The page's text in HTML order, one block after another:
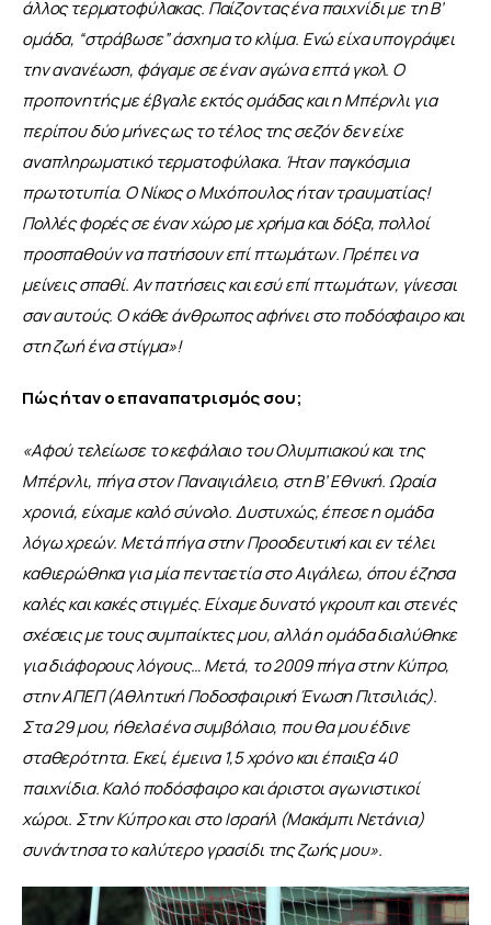
άλλος τερματοφύλακας. Παίζοντας ένα παιχνίδι με τη Β’
ομάδα, “στράβωσε” άσχημα το κλίμα. Ενώ είχα υπογράψει
την ανανέωση, φάγαμε σε έναν αγώνα επτά γκολ. Ο
προπονητής με έβγαλε εκτός ομάδας και η Μπέρνλι για
περίπου δύο μήνες ως το τέλος της σεζόν δεν είχε
αναπληρωματικό τερματοφύλακα. Ήταν παγκόσμια
πρωτοτυπία. Ο Νίκος ο Μιχόπουλος ήταν τραυματίας!
Πολλές φορές σε έναν χώρο με χρήμα και δόξα, πολλοί
προσπαθούν να πατήσουν επί πτωμάτων. Πρέπει να
μείνεις σπαθί. Αν πατήσεις και εσύ επί πτωμάτων, γίνεσαι
σαν αυτούς. Ο κάθε άνθρωπος αφήνει στο ποδόσφαιρο και
στη ζωή ένα στίγμα»!
Πώς ήταν ο επαναπατρισμός σου;
«Αφού τελείωσε το κεφάλαιο του Ολυμπιακού και της
Μπέρνλι, πήγα στον Παναιγιάλειο, στη Β’ Εθνική. Ωραία
χρονιά, είχαμε καλό σύνολο. Δυστυχώς, έπεσε η ομάδα
λόγω χρεών. Μετά πήγα στην Προοδευτική και εν τέλει
καθιερώθηκα για μία πενταετία στο Αιγάλεω, όπου έζησα
καλές και κακές στιγμές. Είχαμε δυνατό γκρουπ και στενές
σχέσεις με τους συμπαίκτες μου, αλλά η ομάδα διαλύθηκε
για διάφορους λόγους… Μετά, το 2009 πήγα στην Κύπρο,
στην ΑΠΕΠ (Αθλητική Ποδοσφαιρική Ένωση Πιτσιλιάς).
Στα 29 μου, ήθελα ένα συμβόλαιο, που θα μου έδινε
σταθερότητα. Εκεί, έμεινα 1,5 χρόνο και έπαιξα 40
παιχνίδια. Καλό ποδόσφαιρο και άριστοι αγωνιστικοί
χώροι. Στην Κύπρο και στο Ισραήλ (Μακάμπι Νετάνια)
συνάντησα το καλύτερο γρασίδι της ζωής μου».